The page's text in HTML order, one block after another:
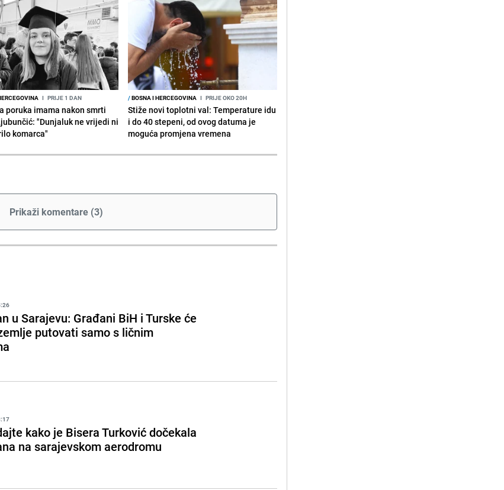
I PRIJE 1 DAN
poruka imama nakon smrti
"Dunjaluk ne vrijedi ni
komarca"
/BOSNA I HERCEGOVINA I PRIJE OKO 20H
Stiže novi toplotni val: Temperature idu
i do 40 stepeni, od ovog datuma je
moguća promjena vremena
Prikaži komentare (3)
u Sarajevu: Građani BiH i Turske će
putovati samo s ličnim
kako je Bisera Turković dočekala
na sarajevskom aerodromu